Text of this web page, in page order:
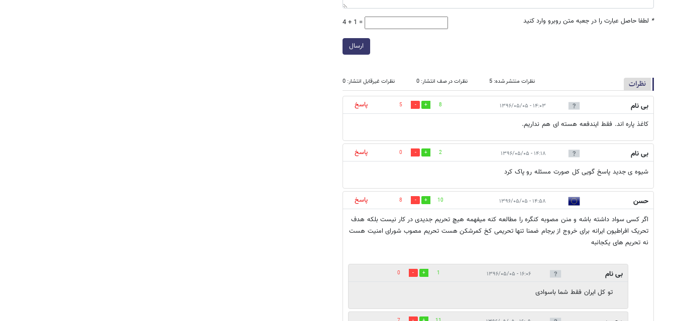
* لطفا حاصل عبارت را در جعبه متن روبرو وارد کنید 4 + 1 =
ارسال
نظرات نظرات منتشر شده: 5 نظرات در صف انتشار: 0 نظرات غیرقابل انتشار: 0
بی نام ۱۴:۰۳ - ۱۳۹۶/۰۵/۰۵ 8
5
پاسخ
کاغذ پاره اند. فقط ایندفعه هسته ای هم نداریم.
بی نام ۱۴:۱۸ - ۱۳۹۶/۰۵/۰۵ 2
0
پاسخ
شیوه ی جدید پاسخ گویی کل صورت مسئله رو پاک کرد
حسن ۱۴:۵۸ - ۱۳۹۶/۰۵/۰۵ 10
8
پاسخ
اگر کسی سواد داشته باشه و منن مصوبه کنگره را مطالعه کنه میفهمه هیچ تحریم جدیدی در کار نیست بلکه هدف
تحریک افراطیون ایرانه برای خروج از برجام ضمنا تنها تحریمی کخ کمرشکن هست تحریم مصوب شورای امنیت هست
نه تحریم های یکجانبه
بی نام ۱۶:۰۶ - ۱۳۹۶/۰۵/۰۵ 1
0
تو کل ایران فقط شما باسوادی